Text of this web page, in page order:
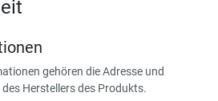
gehören die Adresse und
Herstellers des Produkts.